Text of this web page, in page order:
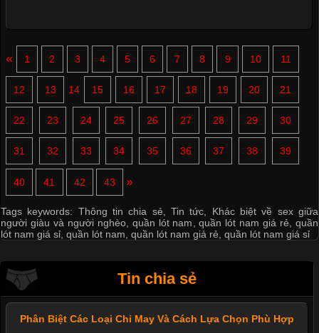
« 1 2 3 4 5 6 7 8 9 10 11
12 13 14 15 16 17 18 19 20 21
22 23 24 25 26 27 28 29 30
31 32 33 34 35 36 37 38 39
40 41 42 43 »
Tags keywords: Thông tin chia sẻ ,Tin tức
Khác biệt về sex giữa
người giàu và người nghèo, quần lót nam ,quần lót nam giá rẻ ,quần
lót nam giá sỉ quần lót nam quần lót nam giá rẻ quần lót nam giá sỉ
Tin chia sẻ
Phân Biệt Các Loại Chỉ May Và Cách Lựa Chọn Phù Hợp
Mẫu quần short quần lót nam nữ hè thu 2017
Thị hiều quần lót nam bơi lội nam và nữ 2017